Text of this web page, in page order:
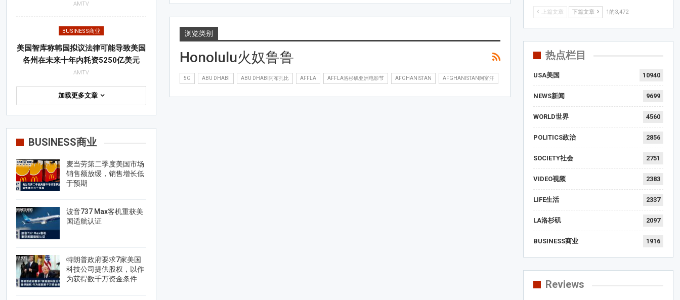
AMTV
浏览类别
Honolulu火奴鲁鲁
5G ABU DHABI ABU DHABI阿布扎比 AFFLA AFFLA洛杉矶亚洲电影节 AFGHANISTAN AFGHANISTAN阿富汗
上篇文章 下篇文章 1的3,472
热点栏目
USA美国 10940
NEWS新闻 9699
WORLD世界 4560
POLITICS政治 2856
SOCIETY社会 2751
VIDEO视频 2383
LIFE生活 2337
LA洛杉矶 2097
BUSINESS商业 1916
Reviews
AMTV
BUSINESS商业
美国智库称韩国拟议法律可能导致美国
各州在未来十年内耗资5250亿美元
AMTV
加载更多文章
BUSINESS商业
麦当劳第二季度美国市场
销售额放缓，销售增长低
于预期
波音737 Max客机重获美
国适航认证
特朗普政府要求7家美国
科技公司提供股权，以作
为获得数千万资金条件